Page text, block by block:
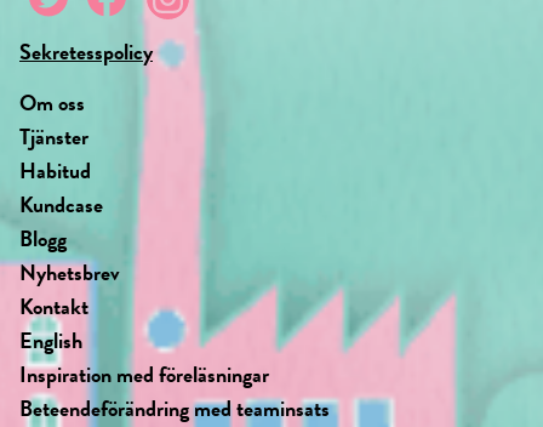
Sekretesspolicy
Om oss
Tjänster
Habitud
Kundcase
Blogg
Nyhetsbrev
Kontakt
English
Inspiration med föreläsningar
Beteendeförändring med teaminsats